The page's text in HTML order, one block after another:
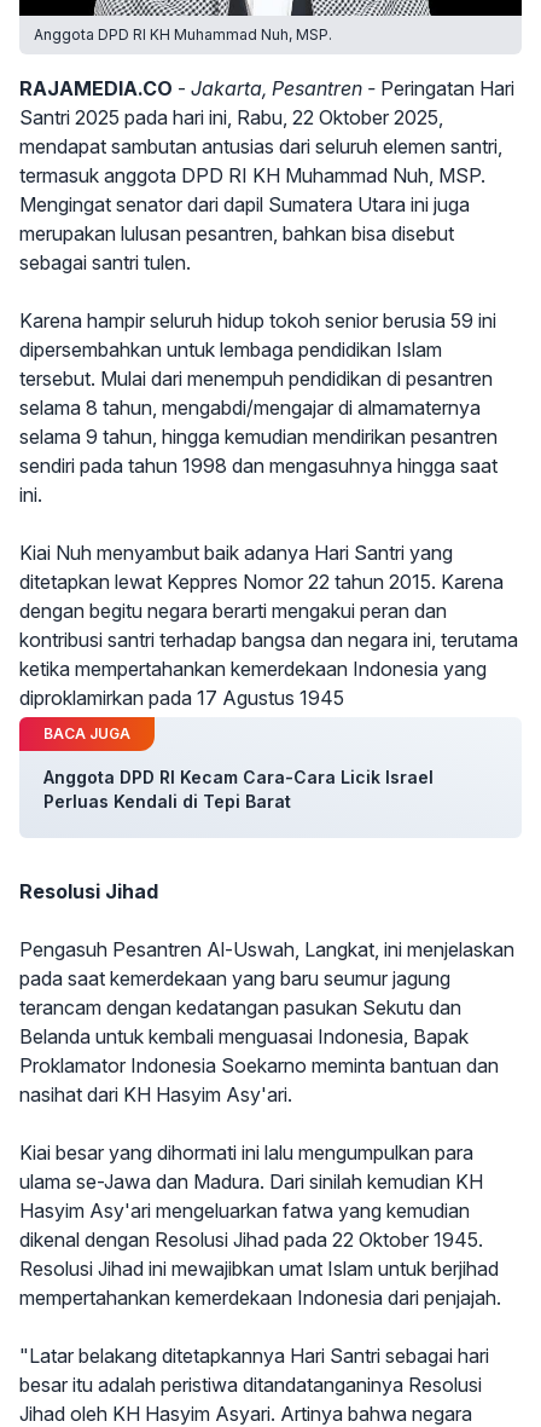
Anggota DPD RI KH Muhammad Nuh, MSP.
RAJAMEDIA.CO - Jakarta, Pesantren - Peringatan Hari
Santri 2025 pada hari ini, Rabu, 22 Oktober 2025,
mendapat sambutan antusias dari seluruh elemen santri,
termasuk anggota DPD RI KH Muhammad Nuh, MSP.
Mengingat senator dari dapil Sumatera Utara ini juga
merupakan lulusan pesantren, bahkan bisa disebut
sebagai santri tulen.
Karena hampir seluruh hidup tokoh senior berusia 59 ini
dipersembahkan untuk lembaga pendidikan Islam
tersebut. Mulai dari menempuh pendidikan di pesantren
selama 8 tahun, mengabdi/mengajar di almamaternya
selama 9 tahun, hingga kemudian mendirikan pesantren
sendiri pada tahun 1998 dan mengasuhnya hingga saat
ini.
Kiai Nuh menyambut baik adanya Hari Santri yang
ditetapkan lewat Keppres Nomor 22 tahun 2015. Karena
dengan begitu negara berarti mengakui peran dan
kontribusi santri terhadap bangsa dan negara ini, terutama
ketika mempertahankan kemerdekaan Indonesia yang
diproklamirkan pada 17 Agustus 1945
BACA JUGA
Anggota DPD RI Kecam Cara-Cara Licik Israel
Perluas Kendali di Tepi Barat
Resolusi Jihad
Pengasuh Pesantren Al-Uswah, Langkat, ini menjelaskan
pada saat kemerdekaan yang baru seumur jagung
terancam dengan kedatangan pasukan Sekutu dan
Belanda untuk kembali menguasai Indonesia, Bapak
Proklamator Indonesia Soekarno meminta bantuan dan
nasihat dari KH Hasyim Asy'ari.
Kiai besar yang dihormati ini lalu mengumpulkan para
ulama se-Jawa dan Madura. Dari sinilah kemudian KH
Hasyim Asy'ari mengeluarkan fatwa yang kemudian
dikenal dengan Resolusi Jihad pada 22 Oktober 1945.
Resolusi Jihad ini mewajibkan umat Islam untuk berjihad
mempertahankan kemerdekaan Indonesia dari penjajah.
"Latar belakang ditetapkannya Hari Santri sebagai hari
besar itu adalah peristiwa ditandatanganinya Resolusi
Jihad oleh KH Hasyim Asyari. Artinya bahwa negara